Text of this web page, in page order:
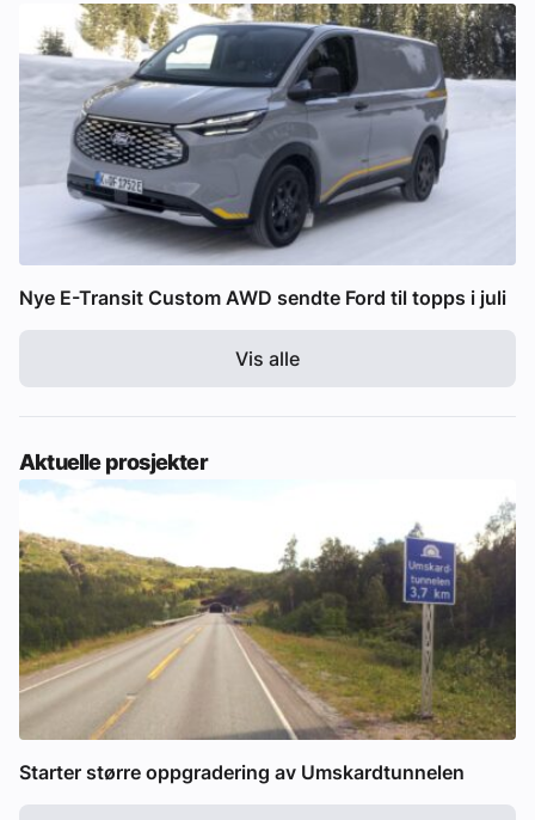
Nye E-Transit Custom AWD sendte Ford til topps i juli
Vis alle
Aktuelle prosjekter
Starter større oppgradering av Umskardtunnelen